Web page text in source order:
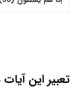
تعبیر این